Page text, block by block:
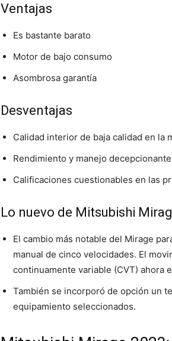
Ventajas
Es bastante barato
Motor de bajo consumo
Asombrosa garantía
Desventajas
Calidad interior de baja calidad en la
Rendimiento y manejo
Calificaciones cuestionables en las
Lo nuevo de Mitsubishi
El cambio más notable del Mirage
manual de cinco velocidades. El
continuamente variable (CVT) ahora
También se incorporó de opción un
equipamiento seleccionados.